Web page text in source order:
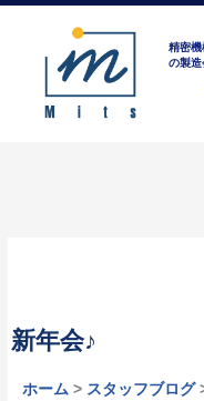
精密
の製造
新年会♪
ホーム > スタッフブログ